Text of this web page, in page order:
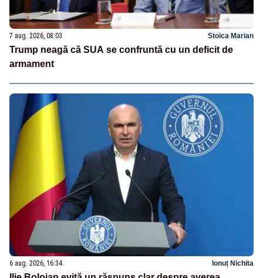
7 aug. 2026, 08:03 Stoica Marian
Trump neagă că SUA se confruntă cu un deficit de
armament
6 aug. 2026, 16:34 Ionuț Nichita